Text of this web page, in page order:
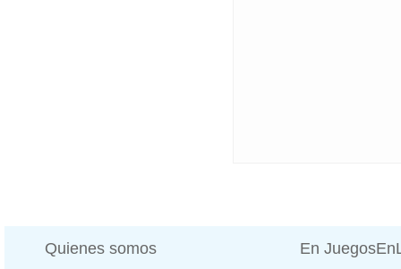
Quienes somos En